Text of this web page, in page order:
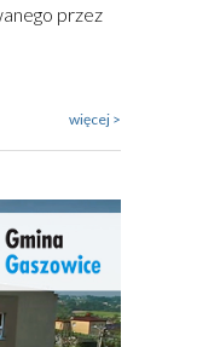
przez
więcej >